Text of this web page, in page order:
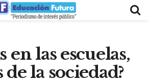
en las escuelas,
la sociedad?